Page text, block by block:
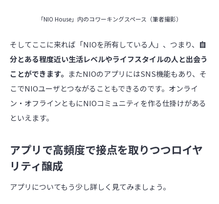
「NIO House」内のコワーキングスペース（筆者撮影）
そしてここに来れば「NIOを所有している人」、つまり、 自
分とある程度近い生活レベルやライフスタイルの人と出会う
ことができます。 またNIOのアプリにはSNS機能もあり、そ
こでNIOユーザとつながることもできるのです。オンライ
ン・オフラインともにNIOコミュニティを作る仕掛けがある
といえます。
アプリで高頻度で接点を取りつつロイヤ
リティ醸成
アプリについてもう少し詳しく見てみましょう。